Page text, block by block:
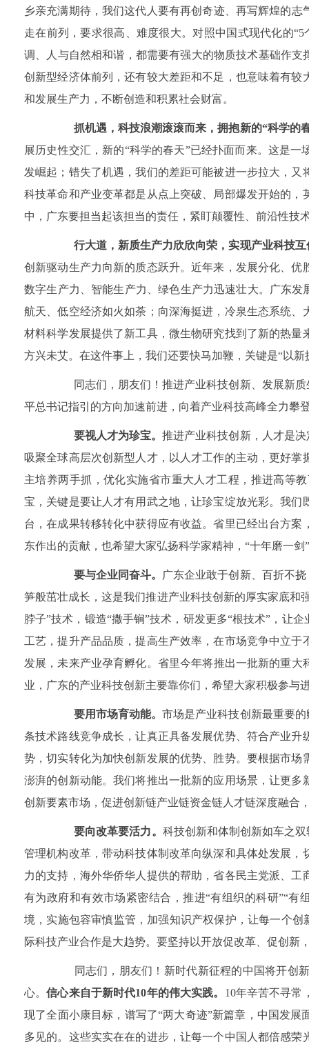
乡亲充满期待，我们这代人要有再创奇迹、再写辉煌的
走在前列，要求很高、难度很大。对照中国式现代化的
调、人与自然相和谐，都需要有强大的物质技术基础作
创新型经济体前列，还有较大差距和不足，也意味着有
和发展生产力，不断创造和积累社会财富。
抓机遇，科技浪潮滚滚而来，拥抱新的“科学的
展历史性交汇，新的“科学的春天”已经扑面而来。这是
发崛起；错失了机遇，我们的差距可能被进一步拉大，
科技革命和产业变革都是从点上突破、局部爆发开始的
中，广东要担当起该担当的责任，紧盯颠覆性、前沿性技
行大道，新质生产力欣欣向荣，实现产业科技
创新驱动生产力向新的质态跃升。近年来，发展分化、
数字生产力、智能生产力、绿色生产力迅速壮大。广东
航天、低空经济如火如荼；向深海挺进，冷泉生态系统
材料科学发展提供了新工具，微生物研究找到了新的热
方兴未艾。在这件事上，我们还要快马加鞭，关键是“以
同志们，朋友们！推进产业科技创新、发展新质
平总书记指引的方向加速前进，向着产业科技高峰全力攀
要视人才为珍宝。推进产业科技创新，人才是
吸聚全球高层次创新型人才，以人才工作的主动，更好
主培养两手抓，优化实施省市重大人才工程，推进高等
宝，关键是要让人才有用武之地，让珍宝绽放光彩。我
台，在成果转移转化中获得应有收益。省里已经出台方
东作出的贡献，也希望大家弘扬科学家精神，“十年磨一
要与企业同奋斗。 广东企业敢于创新、百折不
笋般茁壮成长，这是我们推进产业科技创新的厚实家底和
脖子”技术，锻造“撒手锏”技术，研发更多“根技术”，让
工艺，提升产品品质，提高生产效率，在市场竞争中立
发展，未来产业孕育孵化。省里今年将推出一批新的重
业，广东的产业科技创新主要靠你们，希望大家积极参与
要用市场育动能。市场是产业科技创新最重要
条技术路线竞争成长，让真正具备发展优势、符合产业
势，切实转化为加快创新发展的优势、胜势。要根据市
澎湃的创新动能。我们将推出一批新的应用场景，让更
创新要素市场，促进创新链产业链资金链人才链深度融合
要向改革要活力。 科技创新和体制创新如车之
管理机构改革，带动科技体制改革向纵深和具体处发展
力的支持，海外华侨华人提供的帮助，省各民主党派、
有为政府和有效市场紧密结合，推进“有组织的科研”“
境，实施包容审慎监管，加强知识产权保护，让每一个
际科技产业合作是大趋势。要坚持以开放促改革、促创
同志们，朋友们！新时代新征程的中国将开创新
心。信心来自于新时代10年的伟大实践。 10年辛苦不寻常
现了全面小康目标，谱写了“两大奇迹”新篇章，中国发
多见的。这些实实在在的进步，让每一个中国人都倍感